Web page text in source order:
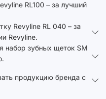
RL100 – за лучший
Revyline RL 040 – за
Revyline.
набор зубных щеток SM
продукцию бренда с